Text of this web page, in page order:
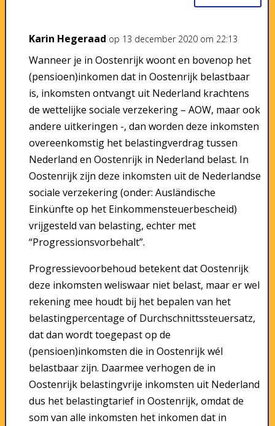
Karin Hegeraad op 13 december 2020 om 22:13
Wanneer je in Oostenrijk woont en bovenop het
(pensioen)inkomen dat in Oostenrijk belastbaar
is, inkomsten ontvangt uit Nederland krachtens
de wettelijke sociale verzekering – AOW, maar ook
andere uitkeringen -, dan worden deze inkomsten
overeenkomstig het belastingverdrag tussen
Nederland en Oostenrijk in Nederland belast. In
Oostenrijk zijn deze inkomsten uit de Nederlandse
sociale verzekering (onder: Ausländische
Einkünfte op het Einkommensteuerbescheid)
vrijgesteld van belasting, echter met
“Progressionsvorbehalt”.
Progressievoorbehoud betekent dat Oostenrijk
deze inkomsten weliswaar niet belast, maar er wel
rekening mee houdt bij het bepalen van het
belastingpercentage of Durchschnittssteuersatz,
dat dan wordt toegepast op de
(pensioen)inkomsten die in Oostenrijk wél
belastbaar zijn. Daarmee verhogen de in
Oostenrijk belastingvrije inkomsten uit Nederland
dus het belastingtarief in Oostenrijk, omdat de
som van alle inkomsten het inkomen dat in